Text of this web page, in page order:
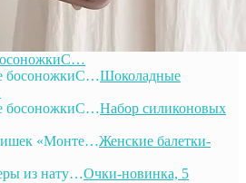
Шоколадные
Набор силиконовых
Женские балетки-
Очки-новинка, 5